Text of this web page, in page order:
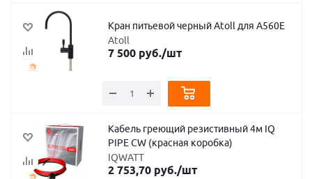
Кран питьевой черный Atoll для A560E
Atoll
7 500руб./шт
Кабель греющий резистивный 4м IQ
PIPE CW (красная коробка)
IQWATT
2 753,70руб./шт